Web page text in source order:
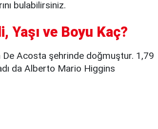
bulabilirsiniz.
ve Boyu Kaç?
Acosta şehrinde doğmuştur. 1,79
da Alberto Mario Higgins